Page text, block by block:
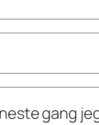
gang